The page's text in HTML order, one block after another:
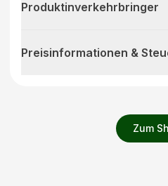
Zum
Produktinverkehrbringer
Preisinformationen &